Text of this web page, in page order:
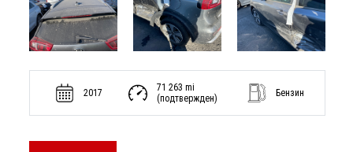
2017
71 263 mi
(подтвержден)
Бензин